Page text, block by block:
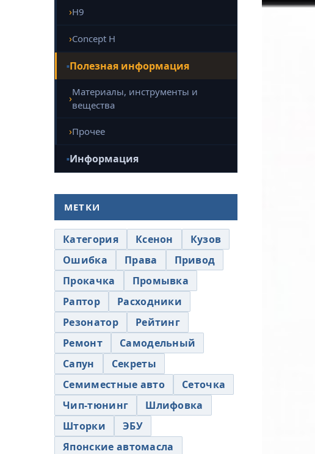
H9
Concept H
Полезная информация
Материалы, инструменты и
вещества
Прочее
Информация
МЕТКИ
Категория Ксенон
Кузов
Ошибка
Права
Привод
Прокачка
Промывка
Раптор
Расходники
Резонатор
Рейтинг
Ремонт
Самодельный
Сапун
Секреты
Семиместные авто
Сеточка
Чип-тюнинг
Шлифовка
Шторки
ЭБУ
Японские автомасла